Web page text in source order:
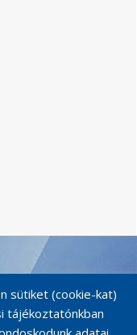
sütiket (cookie-kat)
tájékoztatónkban